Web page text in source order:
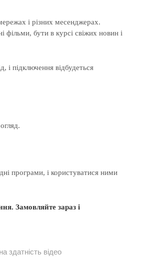
і різних месенджерах.
фільми, бути в курсі свіжих новин і
і підключення відбудеться
програми, і користуватися ними
. Замовляйте зараз і
здатність відео